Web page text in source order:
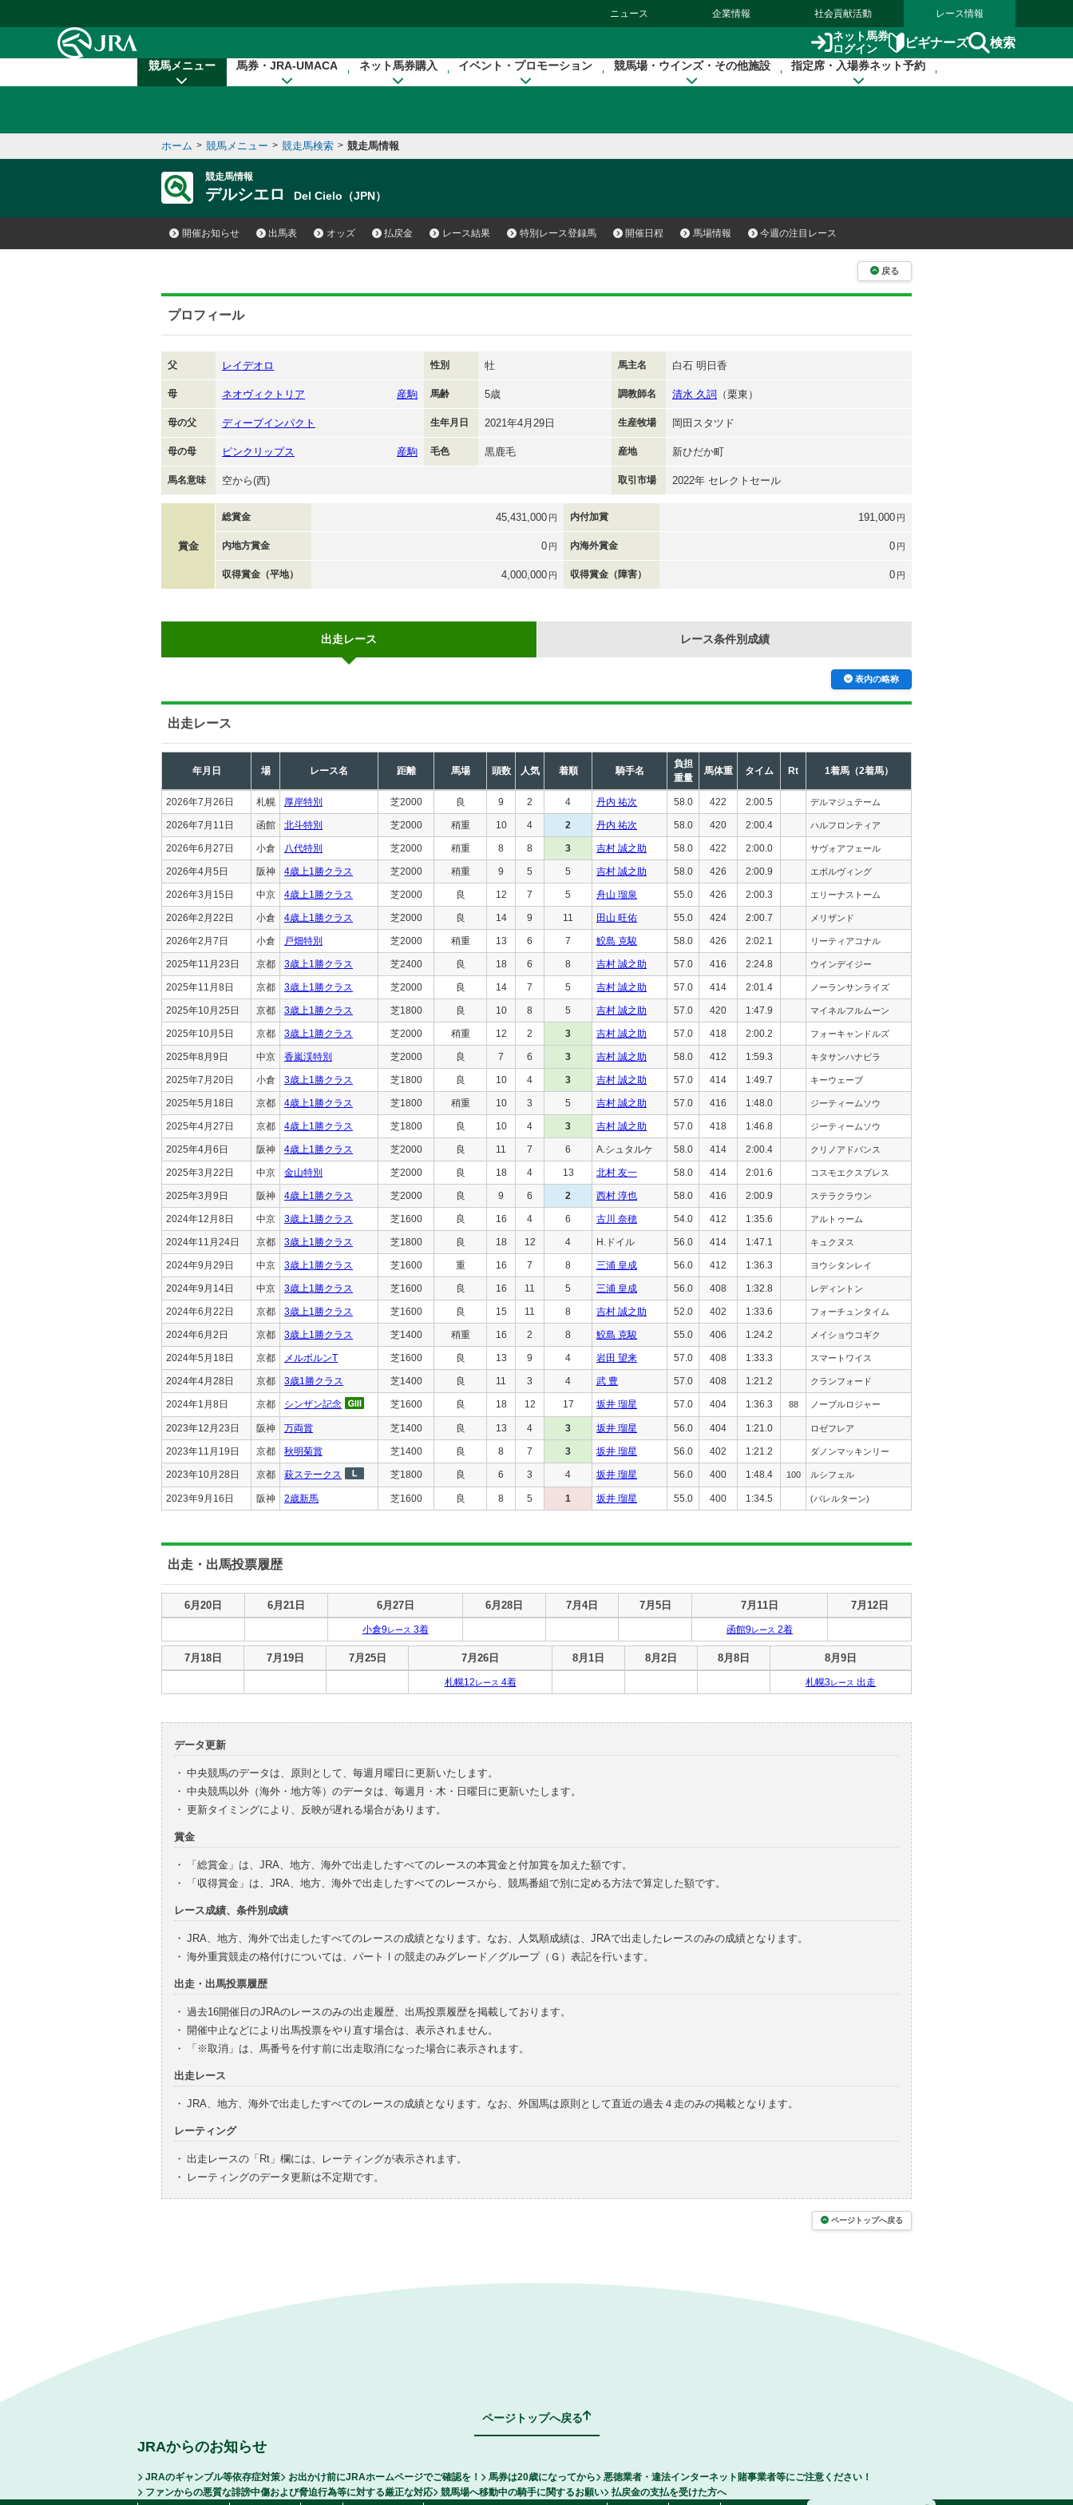
ニュース 企業情報 社会貢献活動 レース情報
ネット馬券
ログイン
ビギナーズ 検索
競馬メニュー 馬券・JRA-UMACA ネット馬券購入 イベント・プロモーション 競馬場・ウインズ・その他施設 指定席・入場券ネット予約
ホーム > 競馬メニュー > 競走馬検索 > 競走馬情報
競走馬情報
デルシエロ Del Cielo（JPN）
開催お知らせ 出馬表 オッズ 払戻金 レース結果 特別レース登録馬 開催日程 馬場情報 今週の注目レース
戻る
プロフィール
父 レイデオロ 性別 牡 馬主名 白石 明日香
母 ネオヴィクトリア 産駒 馬齢 5歳 調教師名 清水 久詞 （栗東）
母の父 ディープインパクト 生年月日 2021年4月29日 生産牧場 岡田スタツド
母の母 ピンクリップス 産駒 毛色 黒鹿毛 産地 新ひだか町
馬名意味 空から(西) 取引市場 2022年 セレクトセール
賞金
総賞金 45,431,000 円 内付加賞 191,000 円
内地方賞金 0 円 内海外賞金 0 円
収得賞金（平地） 4,000,000 円 収得賞金（障害） 0 円
出走レース レース条件別成績
表内の略称
出走レース
年月日 場 レース名 距離 馬場 頭数 人気 着順 騎手名
負担
重量
馬体重 タイム Rt 1着馬（2着馬）
2026年7月26日 札幌 厚岸特別 芝2000 良 9 2 4 丹内 祐次 58.0 422 2:00.5 デルマジュテーム
2026年7月11日 函館 北斗特別 芝2000 稍重 10 4 2 丹内 祐次 58.0 420 2:00.4 ハルフロンティア
2026年6月27日 小倉 八代特別 芝2000 稍重 8 8 3 吉村 誠之助 58.0 422 2:00.0 サヴォアフェール
2026年4月5日 阪神 4歳上1勝クラス 芝2000 稍重 9 5 5 吉村 誠之助 58.0 426 2:00.9 エボルヴィング
2026年3月15日 中京 4歳上1勝クラス 芝2000 良 12 7 5 舟山 瑠泉 55.0 426 2:00.3 エリーナストーム
2026年2月22日 小倉 4歳上1勝クラス 芝2000 良 14 9 11 田山 旺佑 55.0 424 2:00.7 メリザンド
2026年2月7日 小倉 戸畑特別 芝2000 稍重 13 6 7 鮫島 克駿 58.0 426 2:02.1 リーティアコナル
2025年11月23日 京都 3歳上1勝クラス 芝2400 良 18 6 8 吉村 誠之助 57.0 416 2:24.8 ウインデイジー
2025年11月8日 京都 3歳上1勝クラス 芝2000 良 14 7 5 吉村 誠之助 57.0 414 2:01.4 ノーランサンライズ
2025年10月25日 京都 3歳上1勝クラス 芝1800 良 10 8 5 吉村 誠之助 57.0 420 1:47.9 マイネルフルムーン
2025年10月5日 京都 3歳上1勝クラス 芝2000 稍重 12 2 3 吉村 誠之助 57.0 418 2:00.2 フォーキャンドルズ
2025年8月9日 中京 香嵐渓特別 芝2000 良 7 6 3 吉村 誠之助 58.0 412 1:59.3 キタサンハナビラ
2025年7月20日 小倉 3歳上1勝クラス 芝1800 良 10 4 3 吉村 誠之助 57.0 414 1:49.7 キーウェーブ
2025年5月18日 京都 4歳上1勝クラス 芝1800 稍重 10 3 5 吉村 誠之助 57.0 416 1:48.0 ジーティームソウ
2025年4月27日 京都 4歳上1勝クラス 芝1800 良 10 4 3 吉村 誠之助 57.0 418 1:46.8 ジーティームソウ
2025年4月6日 阪神 4歳上1勝クラス 芝2000 良 11 7 6 A.シュタルケ 58.0 414 2:00.4 クリノアドバンス
2025年3月22日 中京 金山特別 芝2000 良 18 4 13 北村 友一 58.0 414 2:01.6 コスモエクスプレス
2025年3月9日 阪神 4歳上1勝クラス 芝2000 良 9 6 2 西村 淳也 58.0 416 2:00.9 ステラクラウン
2024年12月8日 中京 3歳上1勝クラス 芝1600 良 16 4 6 古川 奈穂 54.0 412 1:35.6 アルトゥーム
2024年11月24日 京都 3歳上1勝クラス 芝1800 良 18 12 4 H.ドイル 56.0 414 1:47.1 キュクヌス
2024年9月29日 中京 3歳上1勝クラス 芝1600 重 16 7 8 三浦 皇成 56.0 412 1:36.3 ヨウシタンレイ
2024年9月14日 中京 3歳上1勝クラス 芝1600 良 16 11 5 三浦 皇成 56.0 408 1:32.8 レディントン
2024年6月22日 京都 3歳上1勝クラス 芝1600 良 15 11 8 吉村 誠之助 52.0 402 1:33.6 フォーチュンタイム
2024年6月2日 京都 3歳上1勝クラス 芝1400 稍重 16 2 8 鮫島 克駿 55.0 406 1:24.2 メイショウコギク
2024年5月18日 京都 メルボルンT 芝1600 良 13 9 4 岩田 望来 57.0 408 1:33.3 スマートワイス
2024年4月28日 京都 3歳1勝クラス 芝1400 良 11 3 4 武 豊 57.0 408 1:21.2 クランフォード
2024年1月8日 京都 シンザン記念 芝1600 良 18 12 17 坂井 瑠星 57.0 404 1:36.3 88 ノーブルロジャー
2023年12月23日 阪神 万両賞 芝1400 良 13 4 3 坂井 瑠星 56.0 404 1:21.0 ロゼフレア
2023年11月19日 京都 秋明菊賞 芝1400 良 8 7 3 坂井 瑠星 56.0 402 1:21.2 ダノンマッキンリー
2023年10月28日 京都 萩ステークス 芝1800 良 6 3 4 坂井 瑠星 56.0 400 1:48.4 100 ルシフェル
2023年9月16日 阪神 2歳新馬 芝1600 良 8 5 1 坂井 瑠星 55.0 400 1:34.5 (バレルターン)
出走・出馬投票履歴
出走・出馬投票履歴
6月20日 6月21日 6月27日 6月28日 7月4日 7月5日 7月11日 7月12日
小倉9レース 3着 函館9レース 2着
出走・出馬投票履歴
7月18日 7月19日 7月25日 7月26日 8月1日 8月2日 8月8日 8月9日
札幌12レース 4着 札幌3レース 出走
データ更新
・ 中央競馬のデータは、原則として、毎週月曜日に更新いたします。
・ 中央競馬以外（海外・地方等）のデータは、毎週月・木・日曜日に更新いたします。
・ 更新タイミングにより、反映が遅れる場合があります。
賞金
・
「総賞金」は、JRA、地方、海外で出走したすべてのレースの本賞金と付加賞を加えた額です。
・
「収得賞金」は、JRA、地方、海外で出走したすべてのレースから、競馬番組で別に定める方法で算定した額です。
レース成績、条件別成績
・ JRA、地方、海外で出走したすべてのレースの成績となります。なお、人気順成績は、JRAで出走したレースのみの成績となります。
・ 海外重賞競走の格付けについては、パートⅠの競走のみグレード／グループ（Ｇ）表記を行います。
出走・出馬投票履歴
・ 過去16開催日のJRAのレースのみの出走履歴、出馬投票履歴を掲載しております。
・ 開催中止などにより出馬投票をやり直す場合は、表示されません。
・
「※取消」は、馬番号を付す前に出走取消になった場合に表示されます。
出走レース
・ JRA、地方、海外で出走したすべてのレースの成績となります。なお、外国馬は原則として直近の過去４走のみの掲載となります。
レーティング
・ 出走レースの「Rt」欄には、レーティングが表示されます。
・
レーティングのデータ更新は不定期です。
ページトップへ戻る
ページトップへ戻る
JRAからのお知らせ
JRAのギャンブル等依存症対策 お出かけ前にJRAホームページでご確認を！ 馬券は20歳になってから
悪徳業者・違法インターネット賭事業者等にご注意ください！
ファンからの悪質な誹謗中傷および脅迫行為等に対する厳正な対応
競馬場へ移動中の騎手に関するお願い
払戻金の支払を受けた方へ